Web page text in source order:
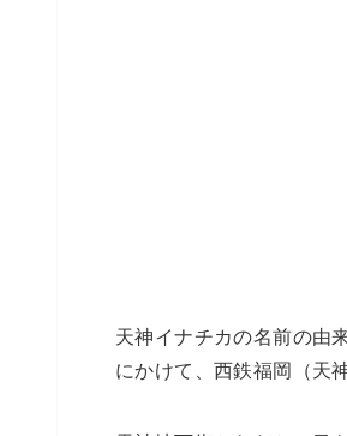
天神イナチカの名前の由
にかけて、西鉄福岡（天